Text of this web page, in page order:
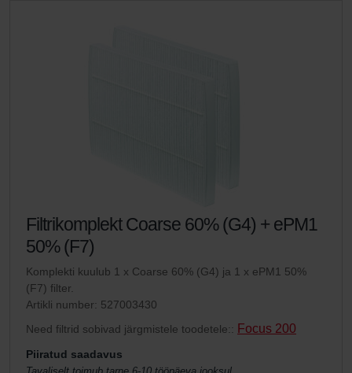
Filtrikomplekt Coarse 60% (G4) + ePM1
50% (F7)
Komplekti kuulub 1 x Coarse 60% (G4) ja 1 x ePM1 50%
(F7) filter.
Artikli number: 527003430
Need filtrid sobivad järgmistele toodetele:: Focus 200
Piiratud saadavus